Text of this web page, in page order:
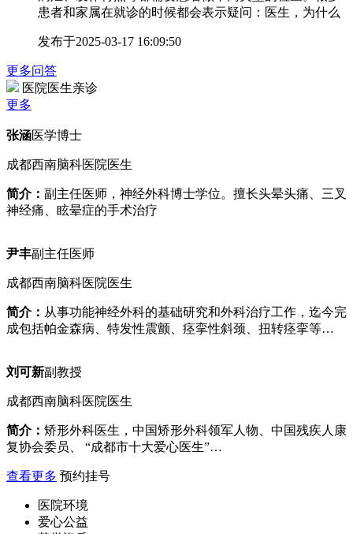
患者和家属在就诊的时候都会表示疑问：医生，为什么
发布于2025-03-17 16:09:50
更多问答
医院医生亲诊
更多
张涵医学博士
成都西南脑科医院医生
简介： 副主任医师，神经外科博士学位。擅长头晕头痛、三叉
神经痛、眩晕症的手术治疗
尹丰副主任医师
成都西南脑科医院医生
简介： 从事功能神经外科的基础研究和外科治疗工作，迄今完
成包括帕金森病、特发性震颤、痉挛性斜颈、扭转痉挛等…
刘可新副教授
成都西南脑科医院医生
简介： 矫形外科医生，中国矫形外科领军人物、中国残疾人康
复协会委员、 “成都市十大爱心医生”…
查看更多 预约挂号
医院环境
爱心公益